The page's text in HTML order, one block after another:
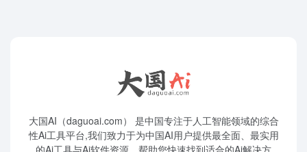
大国AI（daguoai.com） 是中国专注于人工智能领域的综合
性Ai工具平台,我们致力于为中国AI用户提供最全面、最实用
的Ai工具与Ai软件资源，帮助您快速找到适合的Ai解决方